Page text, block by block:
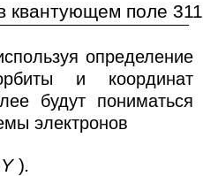
квантующем поле 311
определение
и координат
будут пониматься
электронов
Y ).